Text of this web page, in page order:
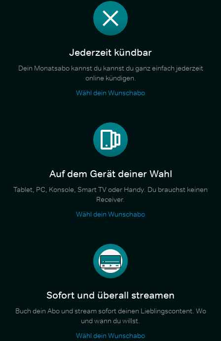
Jederzeit kündbar
Dein Monatsabo kannst du kannst du ganz einfach jederzeit
online kündigen.
Wähl dein Wunschabo
Auf dem Gerät deiner Wahl
Tablet, PC, Konsole, Smart TV oder Handy. Du brauchst keinen
Receiver.
Wähl dein Wunschabo
Sofort und überall streamen
Buch dein Abo und stream sofort deinen Lieblingscontent. Wo
und wann du willst.
Wähl dein Wunschabo